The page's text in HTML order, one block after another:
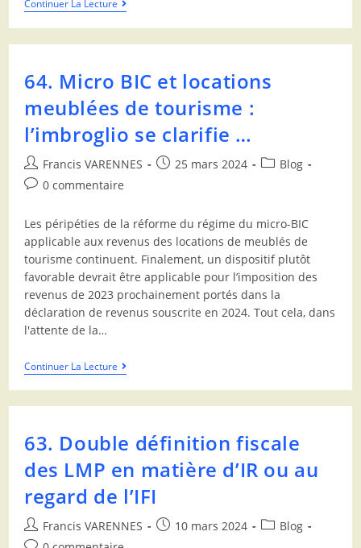
Continuer La Lecture
64. Micro BIC et locations
meublées de tourisme :
l’imbroglio se clarifie …
Francis VARENNES 25 mars 2024
Blog
0 commentaire
Les péripéties de la réforme du régime du micro-BIC
applicable aux revenus des locations de meublés de
tourisme continuent. Finalement, un dispositif plutôt
favorable devrait être applicable pour l’imposition des
revenus de 2023 prochainement portés dans la
déclaration de revenus souscrite en 2024. Tout cela, dans
l'attente de la…
Continuer La Lecture
63. Double définition fiscale
des LMP en matière d’IR ou au
regard de l’IFI
Francis VARENNES 10 mars 2024
Blog